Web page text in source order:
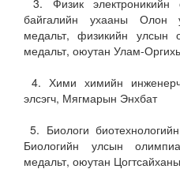
3. Физик электроникийн
байгалийн ухааны Олон
медальт, физикийн
медальт, оюутан Улам-
4. Хими химийн
элсэгч, Мягмарын Энхбат
5. Биологи
Биологийн улсын
медальт, оюутан